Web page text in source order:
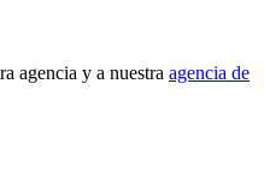
agencia y a nuestra agencia de